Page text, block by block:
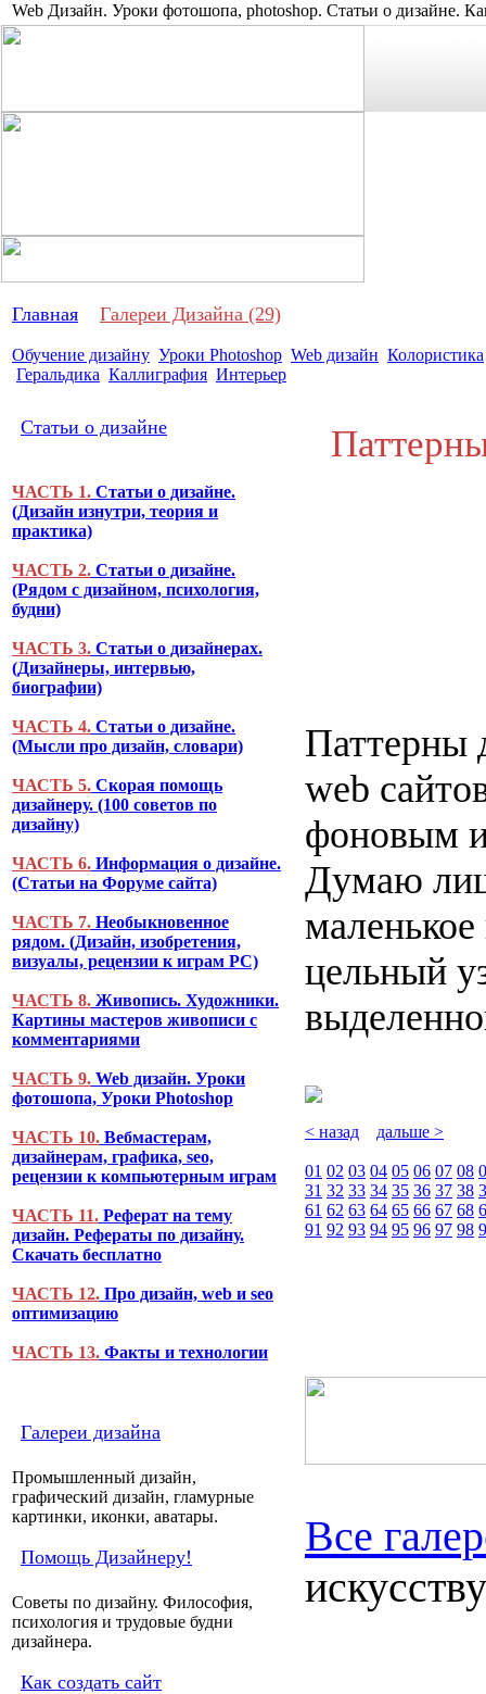
Web Дизайн. Уроки фотошопа, photoshop. Статьи о дизайне.
Главная Галереи Дизайна (29)
Обучение дизайну Уроки Photoshop Web дизайн Колористика
Геральдика Каллиграфия Интерьер
Статьи о дизайне
ЧАСТЬ 1. Статьи о дизайне.
(Дизайн изнутри, теория и
практика)
ЧАСТЬ 2. Статьи о дизайне.
(Рядом с дизайном, психология,
будни)
ЧАСТЬ 3. Статьи о дизайнерах.
(Дизайнеры, интервью,
биографии)
ЧАСТЬ 4. Статьи о дизайне.
(Мысли про дизайн, словари)
ЧАСТЬ 5. Скорая помощь
дизайнеру. (100 советов по
дизайну)
ЧАСТЬ 6. Информация о дизайне.
(Статьи на Форуме сайта)
ЧАСТЬ 7. Необыкновенное
рядом. (Дизайн, изобретения,
визуалы, рецензии к играм PC)
ЧАСТЬ 8. Живопись. Художники.
Картины мастеров живописи с
комментариями
ЧАСТЬ 9. Web дизайн. Уроки
фотошопа, Уроки Photoshop
ЧАСТЬ 10. Вебмастерам,
дизайнерам, графика, seo,
рецензии к компьютерным играм
ЧАСТЬ 11. Реферат на тему
дизайн. Рефераты по дизайну.
Скачать бесплатно
ЧАСТЬ 12. Про дизайн, web и seo
оптимизацию
ЧАСТЬ 13. Факты и технологии
Галереи дизайна
Промышленный дизайн,
графический дизайн, гламурные
картинки, иконки, аватары.
Помощь Дизайнеру!
Советы по дизайну. Философия,
психология и трудовые будни
дизайнера.
Как создать сайт
Паттерны
web
фоновым
Думаю
цельный
< назад дальше >
01 02 03 04 05 06 07 08
31 32 33 34 35 36 37 38
61 62 63 64 65 66 67 68
91 92 93 94 95 96 97 98
Все